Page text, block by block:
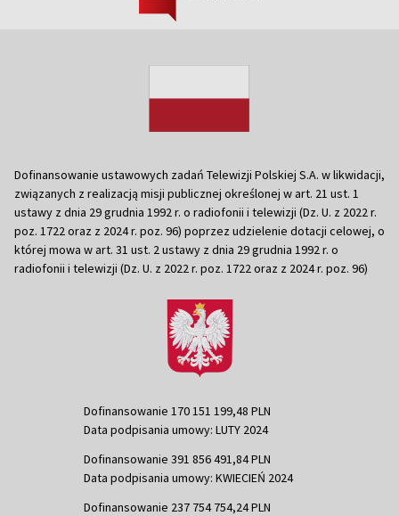
Dofinansowanie ustawowych zadań Telewizji Polskiej S.A. w likwidacji,
związanych z realizacją misji publicznej określonej w art. 21 ust. 1
ustawy z dnia 29 grudnia 1992 r. o radiofonii i telewizji (Dz. U. z 2022 r.
poz. 1722 oraz z 2024 r. poz. 96) poprzez udzielenie dotacji celowej, o
której mowa w art. 31 ust. 2 ustawy z dnia 29 grudnia 1992 r. o
radiofonii i telewizji (Dz. U. z 2022 r. poz. 1722 oraz z 2024 r. poz. 96)
Dofinansowanie 170 151 199,48 PLN
Data podpisania umowy: LUTY 2024
Dofinansowanie 391 856 491,84 PLN
Data podpisania umowy: KWIECIEŃ 2024
Dofinansowanie 237 754 754,24 PLN